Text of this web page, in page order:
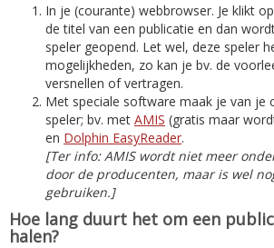
In je (courante) webbrowser. Je klikt
de titel van een publicatie en dan
speler geopend. Let wel, deze speler
mogelijkheden, zo kan je bv. de
versnellen of vertragen.
Met speciale software maak je van je
speler; bv. met AMIS (gratis maar
en Dolphin EasyReader.
[Ter info: AMIS wordt niet meer
door de producenten, maar is wel
gebruiken.]
Hoe lang duurt het om een
halen?